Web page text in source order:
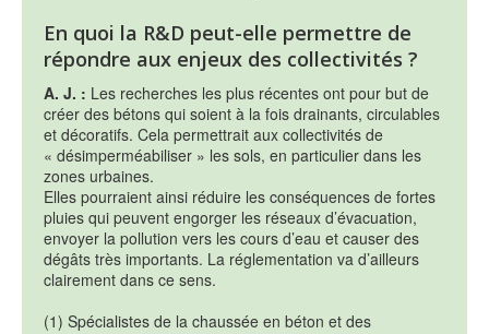
En quoi la R&D peut-elle permettre de
répondre aux enjeux des collectivités ?
A. J. : Les recherches les plus récentes ont pour but de
créer des bétons qui soient à la fois drainants, circulables
et décoratifs. Cela permettrait aux collectivités de
« désimperméabiliser » les sols, en particulier dans les
zones urbaines.
Elles pourraient ainsi réduire les conséquences de fortes
pluies qui peuvent engorger les réseaux d’évacuation,
envoyer la pollution vers les cours d’eau et causer des
dégâts très importants. La réglementation va d’ailleurs
clairement dans ce sens.
(1) Spécialistes de la chaussée en béton et des